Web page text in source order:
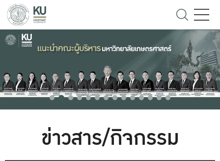
ข่าวสาร/กิจกรรม